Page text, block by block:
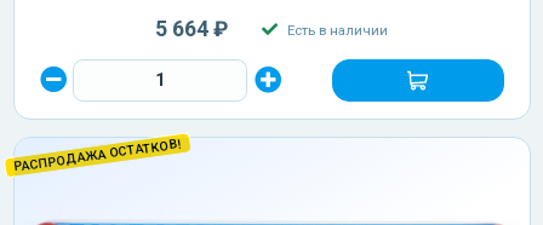
5 664 ₽ Есть в наличии
РАСПРОДАЖА ОСТАТКОВ!